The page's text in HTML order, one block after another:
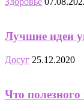
Лучшие идеи
Досуг 25.12.2020
Что